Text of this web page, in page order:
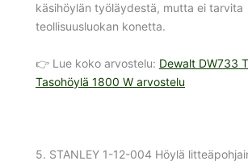
käsihöylän työläydestä, mutta ei tarvita
teollisuusluokan konetta.
👉 Lue koko arvostelu: Dewalt DW733
Tasohöylä 1800 W arvostelu
5. STANLEY 1-12-004 Höylä